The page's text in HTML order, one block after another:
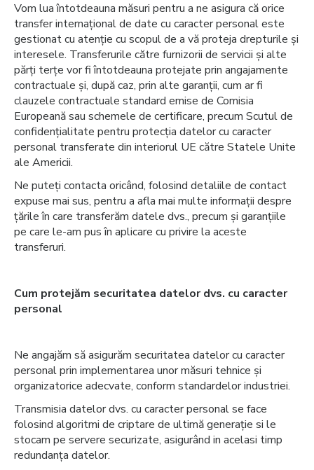
Vom lua întotdeauna măsuri pentru a ne asigura că orice
transfer internațional de date cu caracter personal este
gestionat cu atenție cu scopul de a vă proteja drepturile și
interesele. Transferurile către furnizorii de servicii și alte
părți terțe vor fi întotdeauna protejate prin angajamente
contractuale și, după caz, prin alte garanții, cum ar fi
clauzele contractuale standard emise de Comisia
Europeană sau schemele de certificare, precum Scutul de
confidențialitate pentru protecția datelor cu caracter
personal transferate din interiorul UE către Statele Unite
ale Americii.
Ne puteți contacta oricând, folosind detaliile de contact
expuse mai sus, pentru a afla mai multe informații despre
țările în care transferăm datele dvs., precum și garanțiile
pe care le-am pus în aplicare cu privire la aceste
transferuri.
Cum protejăm securitatea datelor dvs. cu caracter
personal
Ne angajăm să asigurăm securitatea datelor cu caracter
personal prin implementarea unor măsuri tehnice și
organizatorice adecvate, conform standardelor industriei.
Transmisia datelor dvs. cu caracter personal se face
folosind algoritmi de criptare de ultimă generație si le
stocam pe servere securizate, asigurând in acelasi timp
redundanța datelor.